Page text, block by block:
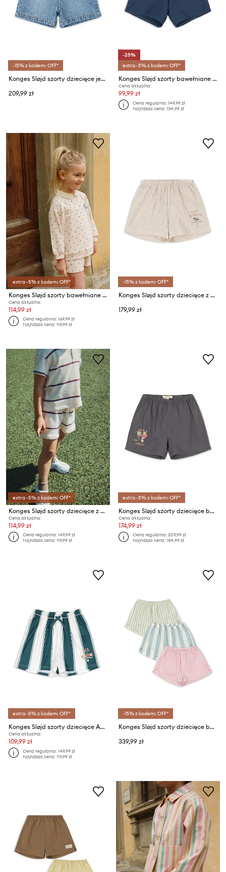
-15% z kodem: OFF*
Konges Sløjd szorty dziecięce jeansowe MAGOT DENIM SHORTS GOTS
209,99 zł
-25%
extra -5% z kodem: OFF*
Konges Sløjd szorty bawełniane dziecięce FLORIAN SHORTS GOTS
Cena aktualna:
99,99 zł
Cena regularna:149,99 zł
Najniższa cena:134,99 zł
extra -5% z kodem: OFF*
Konges Sløjd szorty bawełniane dziecięce SPOTTY SWEAT SHORTS GOTS
Cena aktualna:
114,99 zł
Cena regularna:169,99 zł
Najniższa cena:119,99 zł
-15% z kodem: OFF*
Konges Sløjd szorty dziecięce z bawełną ELLIOT SHORTS GOTS
179,99 zł
extra -5% z kodem: OFF*
Konges Sløjd szorty dziecięce z bawełną TRIO SHORTS GOTS
Cena aktualna:
114,99 zł
Cena regularna:149,99 zł
Najniższa cena:119,99 zł
extra -5% z kodem: OFF*
Konges Sløjd szorty dziecięce bawełniane HARVEY SHORTS GOTS
Cena aktualna:
174,99 zł
Cena regularna:209,99 zł
Najniższa cena:184,99 zł
extra -5% z kodem: OFF*
Konges Sløjd szorty dziecięce ACT SHORTS GRS
Cena aktualna:
109,99 zł
Cena regularna:149,99 zł
Najniższa cena:119,99 zł
-15% z kodem: OFF*
Konges Sløjd szorty dziecięce bawełniane 3-pack ASLI SHORTS GOTS
339,99 zł